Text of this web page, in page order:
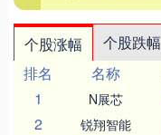
个股涨幅 个股跌幅
排名
名称
1
N展芯
2 锐翔智能